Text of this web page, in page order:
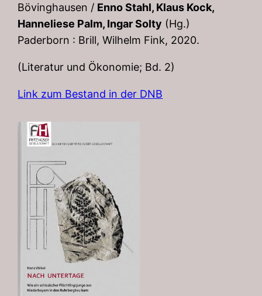
Bövinghausen / Enno Stahl, Klaus Kock,
Hanneliese Palm, Ingar Solty (Hg.)
Paderborn : Brill, Wilhelm Fink, 2020.
(Literatur und Ökonomie; Bd. 2)
Link zum Bestand in der DNB